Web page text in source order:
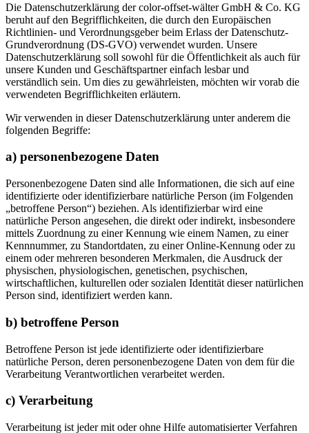
Die Datenschutzerklärung der color-offset-wälter GmbH & Co. KG
beruht auf den Begrifflichkeiten, die durch den Europäischen
Richtlinien- und Verordnungsgeber beim Erlass der Datenschutz-
Grundverordnung (DS-GVO) verwendet wurden. Unsere
Datenschutzerklärung soll sowohl für die Öffentlichkeit als auch für
unsere Kunden und Geschäftspartner einfach lesbar und
verständlich sein. Um dies zu gewährleisten, möchten wir vorab die
verwendeten Begrifflichkeiten erläutern.
Wir verwenden in dieser Datenschutzerklärung unter anderem die
folgenden Begriffe:
a) personenbezogene Daten
Personenbezogene Daten sind alle Informationen, die sich auf eine
identifizierte oder identifizierbare natürliche Person (im Folgenden
„betroffene Person“) beziehen. Als identifizierbar wird eine
natürliche Person angesehen, die direkt oder indirekt, insbesondere
mittels Zuordnung zu einer Kennung wie einem Namen, zu einer
Kennnummer, zu Standortdaten, zu einer Online-Kennung oder zu
einem oder mehreren besonderen Merkmalen, die Ausdruck der
physischen, physiologischen, genetischen, psychischen,
wirtschaftlichen, kulturellen oder sozialen Identität dieser natürlichen
Person sind, identifiziert werden kann.
b) betroffene Person
Betroffene Person ist jede identifizierte oder identifizierbare
natürliche Person, deren personenbezogene Daten von dem für die
Verarbeitung Verantwortlichen verarbeitet werden.
c) Verarbeitung
Verarbeitung ist jeder mit oder ohne Hilfe automatisierter Verfahren